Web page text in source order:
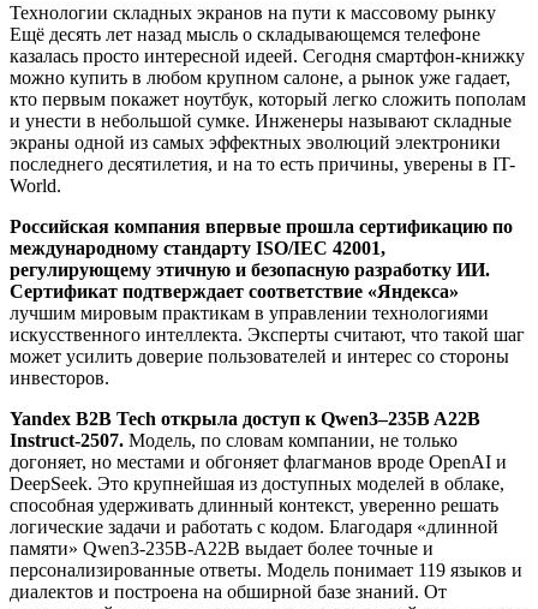
Технологии складных экранов на пути к массовому рынку
Ещё десять лет назад мысль о складывающемся телефоне
казалась просто интересной идеей. Сегодня смартфон-книжку
можно купить в любом крупном салоне, а рынок уже гадает,
кто первым покажет ноутбук, который легко сложить пополам
и унести в небольшой сумке. Инженеры называют складные
экраны одной из самых эффектных эволюций электроники
последнего десятилетия, и на то есть причины, уверены в IT-
World.
Российская компания впервые прошла сертификацию по
международному стандарту ISO/IEC 42001,
регулирующему этичную и безопасную разработку ИИ.
Сертификат подтверждает соответствие «Яндекса»
лучшим мировым практикам в управлении технологиями
искусственного интеллекта. Эксперты считают, что такой шаг
может усилить доверие пользователей и интерес со стороны
инвесторов.
Yandex B2B Tech открыла доступ к Qwen3–235B A22B
Instruct-2507. Модель, по словам компании, не только
догоняет, но местами и обгоняет флагманов вроде OpenAI и
DeepSeek. Это крупнейшая из доступных моделей в облаке,
способная удерживать длинный контекст, уверенно решать
логические задачи и работать с кодом. Благодаря «длинной
памяти» Qwen3-235B-A22B выдает более точные и
персонализированные ответы. Модель понимает 119 языков и
диалектов и построена на обширной базе знаний. От